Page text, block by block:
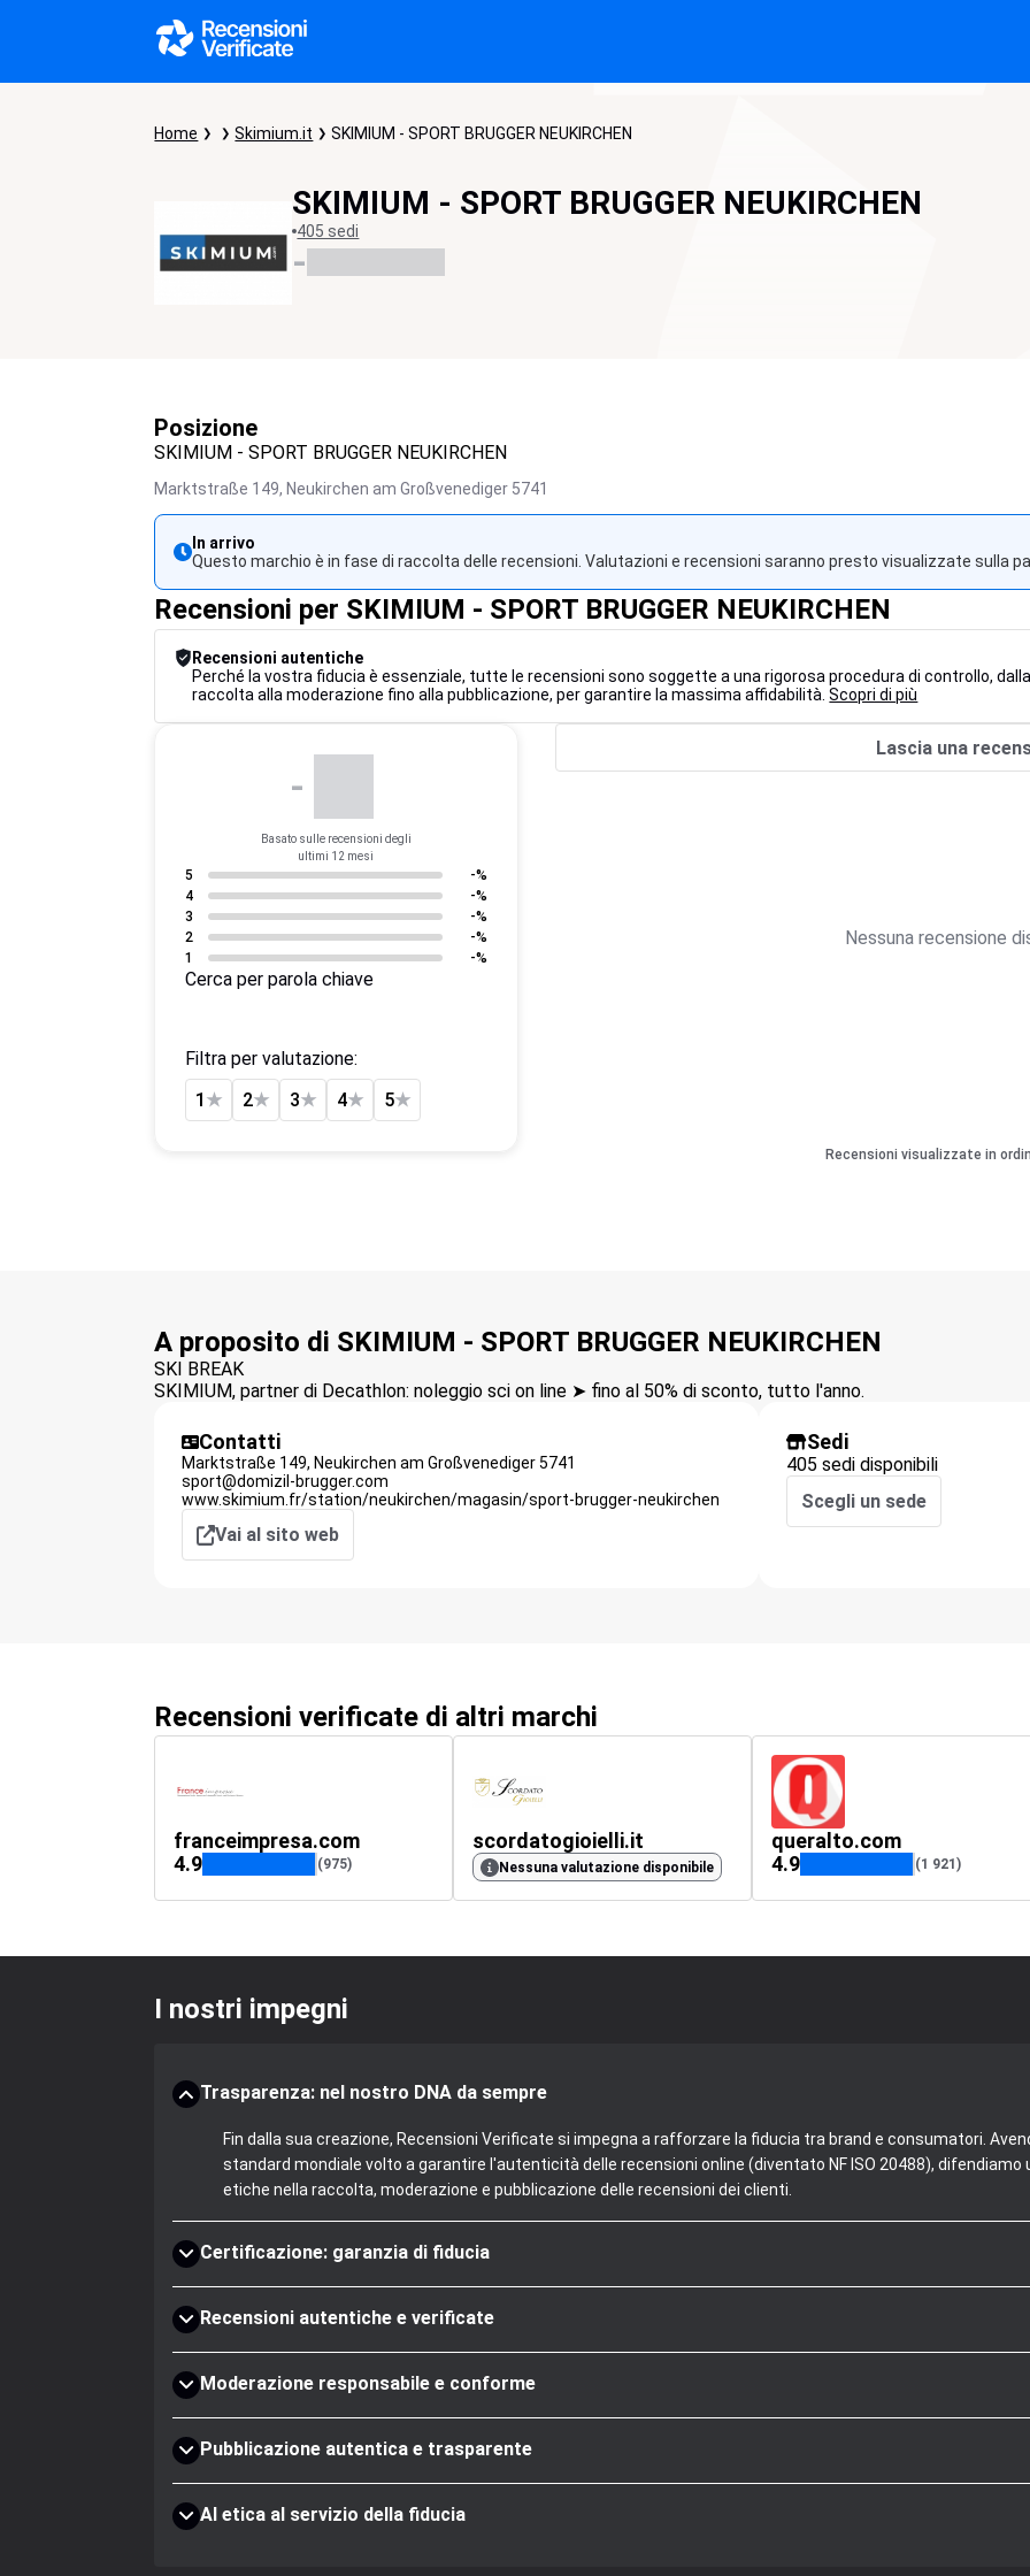
Home Skimium.it SKIMIUM - SPORT BRUGGER NEUKIRCHEN
SKIMIUM - SPORT BRUGGER NEUKIRCHEN
405 sedi
-
Posizione
SKIMIUM - SPORT BRUGGER NEUKIRCHEN
Marktstraße 149, Neukirchen am Großvenediger 5741
In arrivo
Questo marchio è in fase di raccolta delle recensioni. Valutazioni e recensioni saranno presto visualizzate sulla
Recensioni per SKIMIUM - SPORT BRUGGER NEUKIRCHEN
Recensioni autentiche
Perché la vostra fiducia è essenziale, tutte le recensioni sono soggette a una rigorosa procedura di controllo, dalla
raccolta alla moderazione fino alla pubblicazione, per garantire la massima affidabilità.Scopri di più
-
Basato sulle recensioni degli
ultimi 12 mesi
5
-%
4
-%
3
-%
2
-%
1
-%
Cerca per parola chiave
Filtra per valutazione:
1 ★ 2★ 3★ 4★ 5★
Lascia una
Nessuna recensione
Recensioni visualizzate in
A proposito di SKIMIUM - SPORT BRUGGER NEUKIRCHEN
SKI BREAK
SKIMIUM, partner di Decathlon: noleggio sci on line ➤ fino al 50% di sconto, tutto l'anno.
Contatti
Marktstraße 149, Neukirchen am Großvenediger 5741
sport@domizil-brugger.com
www.skimium.fr/station/neukirchen/magasin/sport-brugger-neukirchen
Vai al sito web
Sedi
405 sedi disponibili
Scegli un sede
Recensioni verificate di altri marchi
franceimpresa.com
4.9
(975)
scordatogioielli.it
Nessuna valutazione disponibile
queralto.com
4.9
(1 921)
I nostri impegni
Trasparenza: nel nostro DNA da sempre
Fin dalla sua creazione, Recensioni Verificate si impegna a rafforzare la fiducia tra brand e consumatori.
standard mondiale volto a garantire l'autenticità delle recensioni online (diventato NF ISO 20488),
etiche nella raccolta, moderazione e pubblicazione delle recensioni dei clienti.
Certificazione: garanzia di fiducia
Recensioni autentiche e verificate
Moderazione responsabile e conforme
Pubblicazione autentica e trasparente
AI etica al servizio della fiducia